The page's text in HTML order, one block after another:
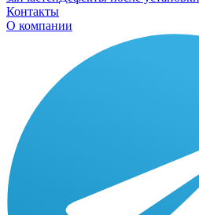
Контакты
О компании